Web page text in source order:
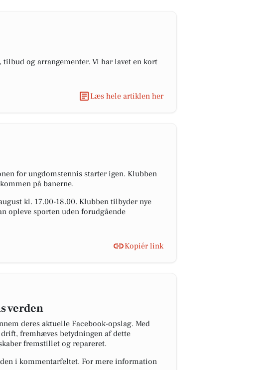
og arrangementer. Vi har lavet en kort
Læs hele artiklen her
for ungdomstennis starter igen. Klubben
på banerne.
kl. 17.00-18.00. Klubben tilbyder nye
opleve sporten uden forudgående
Kopiér link
verden
deres aktuelle Facebook-opslag. Med
fremhæves betydningen af dette
fremstillet og repareret.
i kommentarfeltet. For mere information